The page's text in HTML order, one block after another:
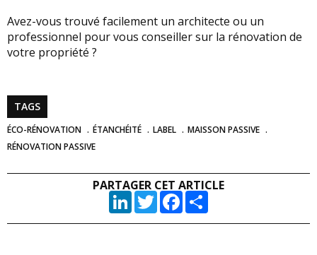
Avez-vous trouvé facilement un architecte ou un
professionnel pour vous conseiller sur la rénovation de
votre propriété ?
TAGS
ÉCO-RÉNOVATION ÉTANCHÉITÉ LABEL
MAISSON PASSIVE
RÉNOVATION PASSIVE
PARTAGER CET ARTICLE
LinkedInTwitterFacebook